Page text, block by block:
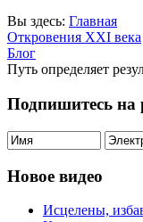
Вы здесь: Главная
Откровения ХХІ века
Блог
Путь определяет
Подпишитесь на
Новое видео
Исцелены,